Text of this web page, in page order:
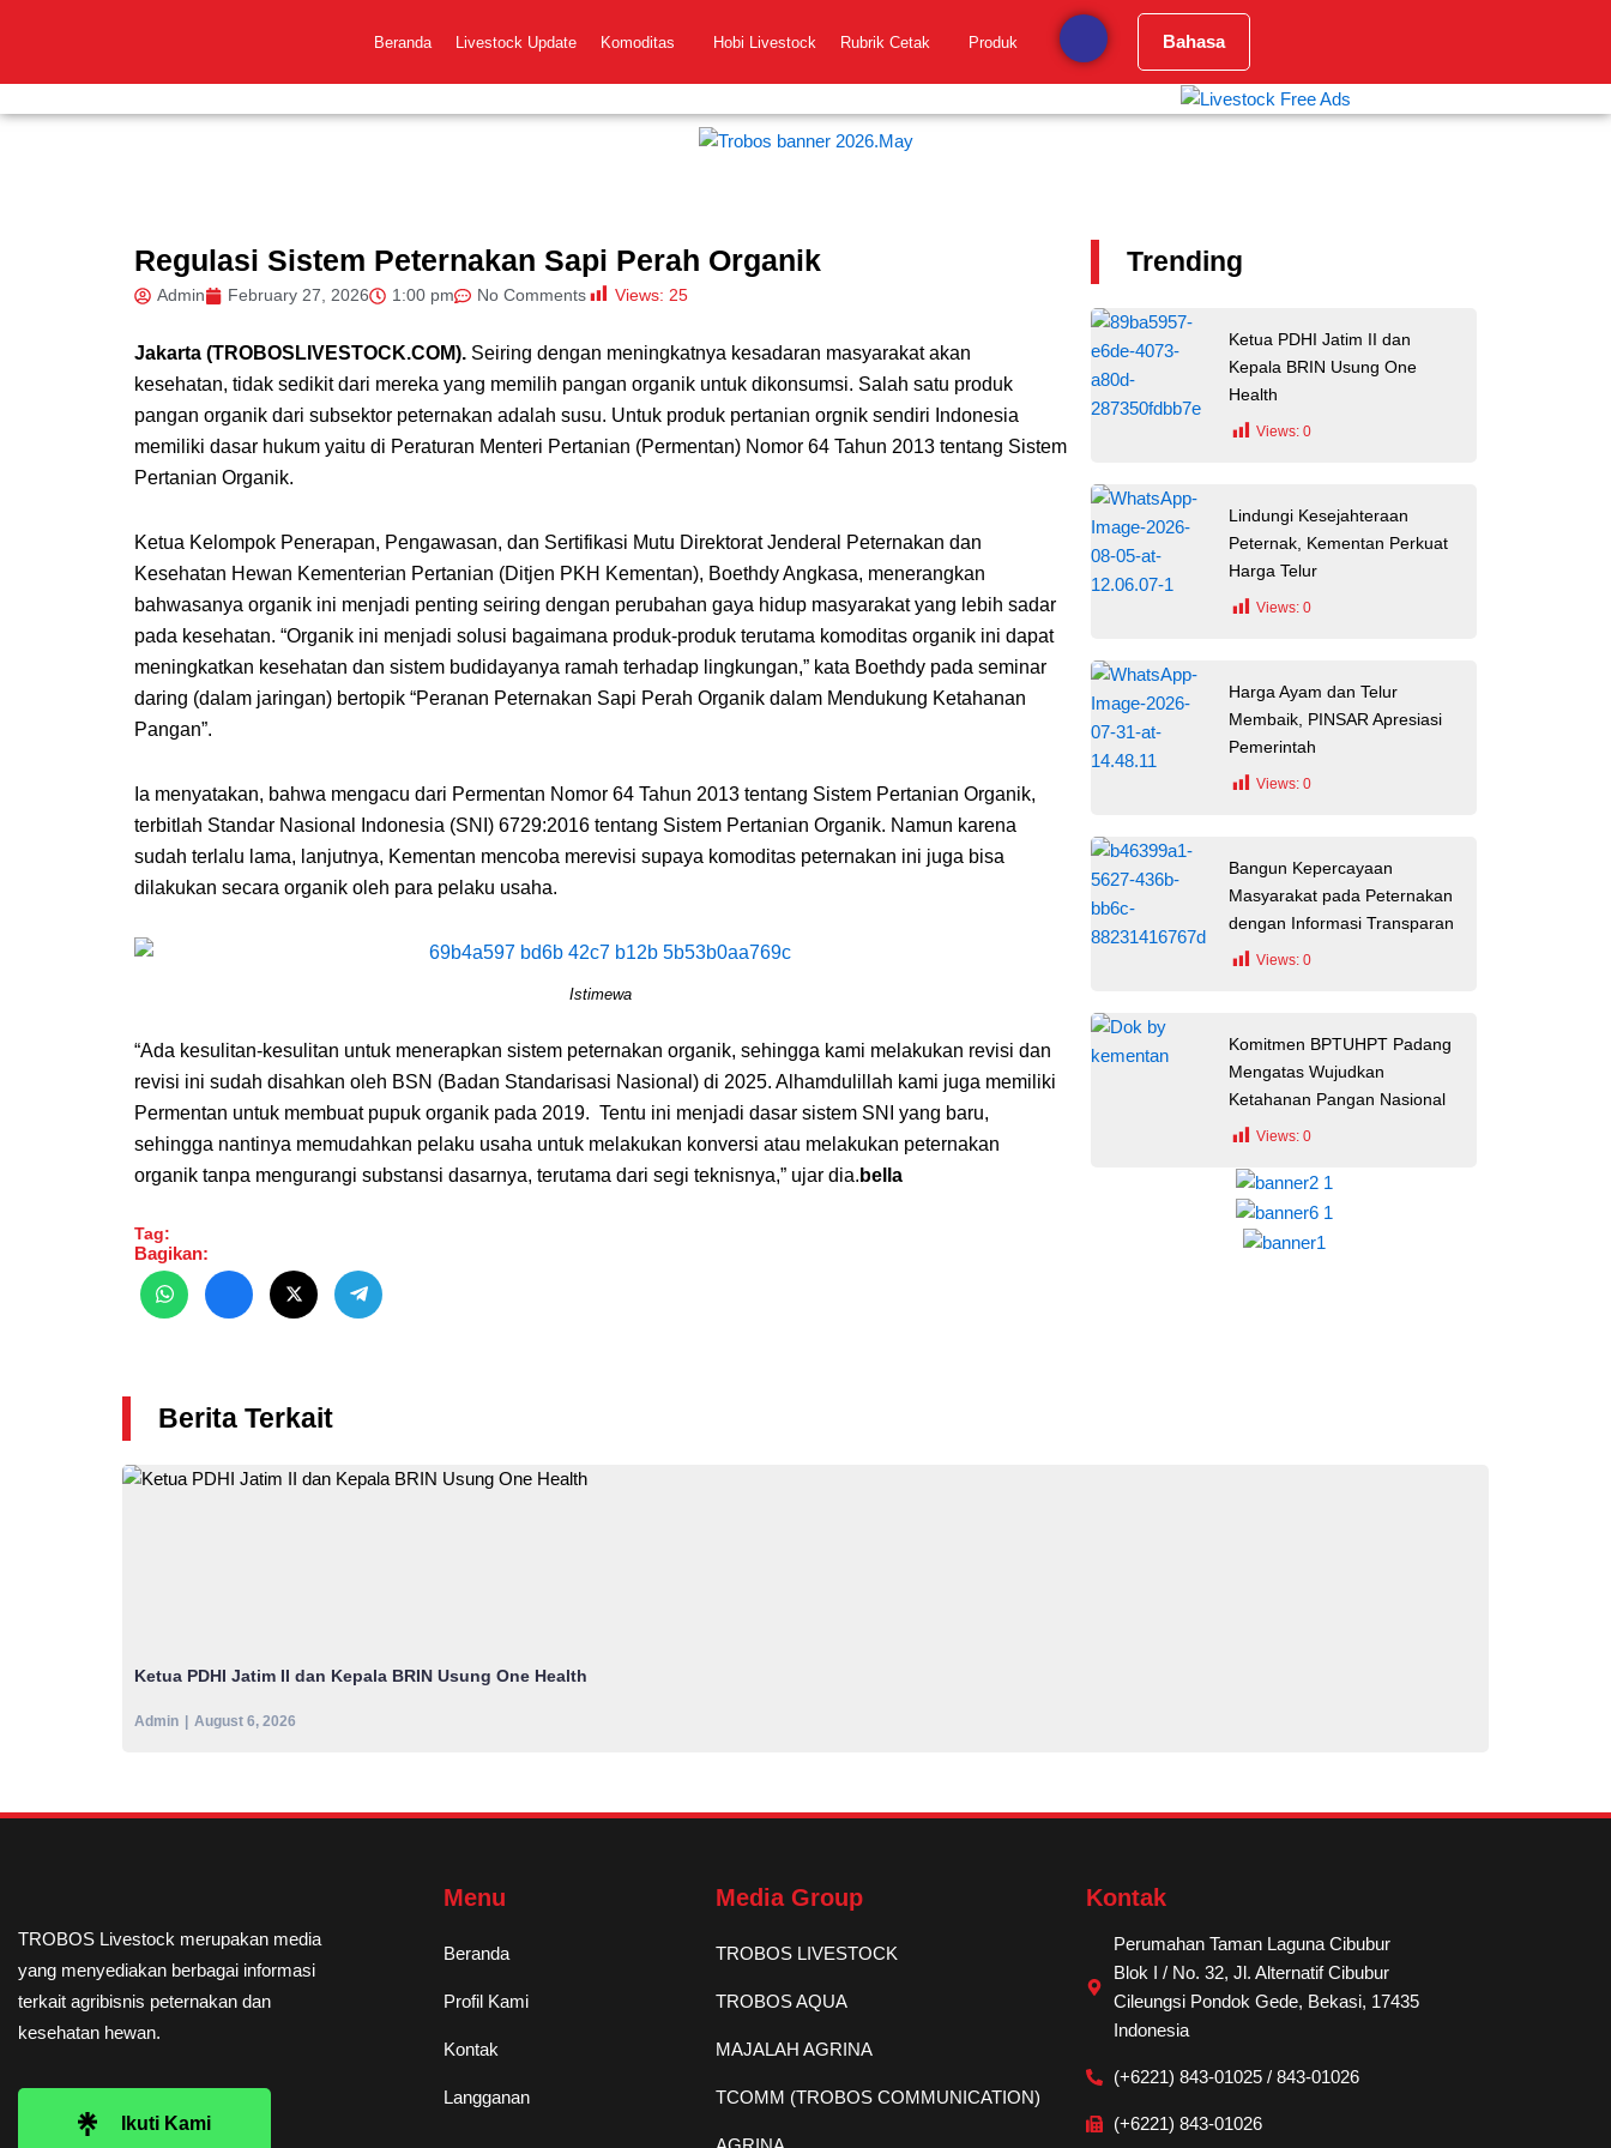
Beranda Livestock Update Komoditas Hobi Livestock Rubrik Cetak Produk Bahasa
Regulasi Sistem Peternakan Sapi Perah Organik
Admin February 27, 2026 1:00 pm No Comments Views: 25
Jakarta (TROBOSLIVESTOCK.COM). Seiring dengan meningkatnya kesadaran masyarakat akan
kesehatan, tidak sedikit dari mereka yang memilih pangan organik untuk dikonsumsi. Salah satu produk
pangan organik dari subsektor peternakan adalah susu. Untuk produk pertanian orgnik sendiri Indonesia
memiliki dasar hukum yaitu di Peraturan Menteri Pertanian (Permentan) Nomor 64 Tahun 2013 tentang Sistem
Pertanian Organik.
Ketua Kelompok Penerapan, Pengawasan, dan Sertifikasi Mutu Direktorat Jenderal Peternakan dan
Kesehatan Hewan Kementerian Pertanian (Ditjen PKH Kementan), Boethdy Angkasa, menerangkan
bahwasanya organik ini menjadi penting seiring dengan perubahan gaya hidup masyarakat yang lebih sadar
pada kesehatan. “Organik ini menjadi solusi bagaimana produk-produk terutama komoditas organik ini dapat
meningkatkan kesehatan dan sistem budidayanya ramah terhadap lingkungan,” kata Boethdy pada seminar
daring (dalam jaringan) bertopik “Peranan Peternakan Sapi Perah Organik dalam Mendukung Ketahanan
Pangan”.
Ia menyatakan, bahwa mengacu dari Permentan Nomor 64 Tahun 2013 tentang Sistem Pertanian Organik,
terbitlah Standar Nasional Indonesia (SNI) 6729:2016 tentang Sistem Pertanian Organik. Namun karena
sudah terlalu lama, lanjutnya, Kementan mencoba merevisi supaya komoditas peternakan ini juga bisa
dilakukan secara organik oleh para pelaku usaha.
Istimewa
“Ada kesulitan-kesulitan untuk menerapkan sistem peternakan organik, sehingga kami melakukan revisi dan
revisi ini sudah disahkan oleh BSN (Badan Standarisasi Nasional) di 2025. Alhamdulillah kami juga memiliki
Permentan untuk membuat pupuk organik pada 2019. Tentu ini menjadi dasar sistem SNI yang baru,
sehingga nantinya memudahkan pelaku usaha untuk melakukan konversi atau melakukan peternakan
organik tanpa mengurangi substansi dasarnya, terutama dari segi teknisnya,” ujar dia. bella
Tag:
Bagikan:
Trending
Ketua PDHI Jatim II dan
Kepala BRIN Usung One
Health
Views: 0
Lindungi Kesejahteraan
Peternak, Kementan Perkuat
Harga Telur
Views: 0
Harga Ayam dan Telur
Membaik, PINSAR Apresiasi
Pemerintah
Views: 0
Bangun Kepercayaan
Masyarakat pada Peternakan
dengan Informasi Transparan
Views: 0
Komitmen BPTUHPT Padang
Mengatas Wujudkan
Ketahanan Pangan Nasional
Views: 0
Berita Terkait
Ketua PDHI Jatim II dan Kepala BRIN Usung One Health
Admin August 6, 2026
TROBOS Livestock merupakan media
yang menyediakan berbagai informasi
terkait agribisnis peternakan dan
kesehatan hewan.
Ikuti Kami
Menu
Beranda
Profil Kami
Kontak
Langganan
Media Group
TROBOS LIVESTOCK
TROBOS AQUA
MAJALAH AGRINA
TCOMM (TROBOS COMMUNICATION)
Kontak
Perumahan Taman Laguna Cibubur
Blok I / No. 32, Jl. Alternatif Cibubur
Cileungsi Pondok Gede, Bekasi, 17435
Indonesia
(+6221) 843-01025 / 843-01026
(+6221) 843-01026